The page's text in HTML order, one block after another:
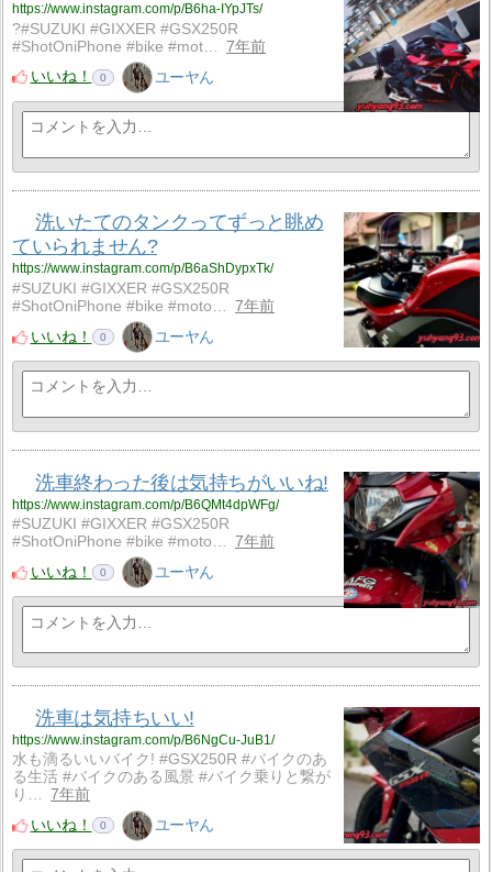
https://www.instagram.com/p/B6ha-IYpJTs/
?#SUZUKI #GIXXER #GSX250R
#ShotOniPhone #bike #mot…
7年前
いいね！
0 ユーヤん
洗いたてのタンクってずっと眺め
ていられません?
https://www.instagram.com/p/B6aShDypxTk/
#SUZUKI #GIXXER #GSX250R
#ShotOniPhone #bike #moto…
7年前
いいね！
0 ユーヤん
洗車終わった後は気持ちがいいね!
https://www.instagram.com/p/B6QMt4dpWFg/
#SUZUKI #GIXXER #GSX250R
#ShotOniPhone #bike #moto…
7年前
いいね！
0 ユーヤん
洗車は気持ちいい!
https://www.instagram.com/p/B6NgCu-JuB1/
水も滴るいいバイク! #GSX250R #バイクのあ
る生活 #バイクのある風景 #バイク乗りと繋が
り…
7年前
いいね！
0 ユーヤん